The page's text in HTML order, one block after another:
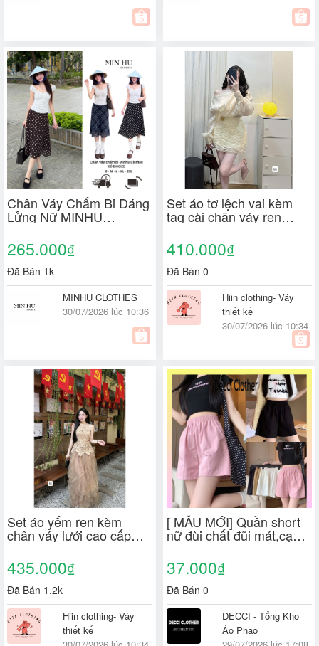
Chân Váy Chấm Bi Dáng
Lửng Nữ MINHU
CLOTHES Màu Nâu
Vintage - Chân Váy Cạp
Cao Công Sở Đi Học Đi
Chơi [CV04]
265.000₫
Đã Bán 1k
MINHU CLOTHES
30/07/2026 lúc 10:36
Set áo tơ lệch vai kèm
tag cài chân váy ren
sóng sang xịn ăn cưới dự
tiệc xinh hết nấc hàng xịn
2lớp
410.000₫
Đã Bán 0
Hiin clothing- Váy
thiết kế
30/07/2026 lúc 10:34
Set áo yếm ren kèm
chân váy lưới cao cấp
thiết kế váy dự tiệc dáng
dài sang chảnh ăn
cưới,sinh nhật,dạ hội
435.000₫
Đã Bán 1,2k
Hiin clothing- Váy
thiết kế
[ MẪU MỚI] Quần short
nữ đùi chất đũi mát,cạp
bo chun co giãn có túi 2
bên thoải mái mặc mùa
hè
37.000₫
Đã Bán 0
DECCI - Tổng Kho
Áo Phao